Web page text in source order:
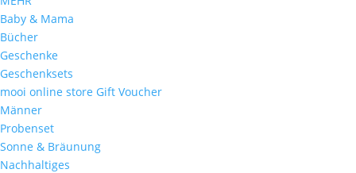
Baby & Mama
Bücher
Geschenke
Geschenksets
mooi online store Gift Voucher
Männer
Probenset
Sonne & Bräunung
Nachhaltiges